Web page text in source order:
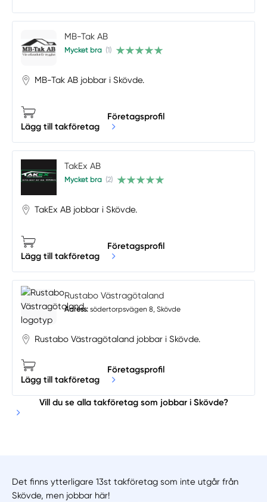
MB-Tak AB
Mycket bra (1)
MB-Tak AB jobbar i Skövde.
Lägg till takföretag
Företagsprofil
TakEx AB
Mycket bra (2)
TakEx AB jobbar i Skövde.
Lägg till takföretag
Företagsprofil
Rustabo Västragötaland
Adress: södertorpsvägen 8, Skövde
Rustabo Västragötaland jobbar i Skövde.
Lägg till takföretag
Företagsprofil
Vill du se alla takföretag som jobbar i Skövde?
Det finns ytterligare 13st takföretag som inte utgår från
Skövde, men jobbar här!